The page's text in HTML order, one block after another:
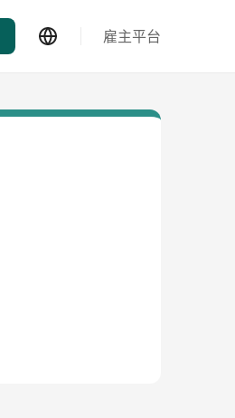
雇主平台